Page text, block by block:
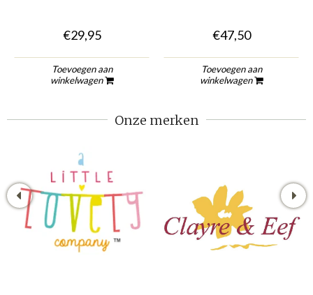
€29,95
Toevoegen aan
winkelwagen
€47,50
Toevoegen aan
winkelwagen
Onze merken